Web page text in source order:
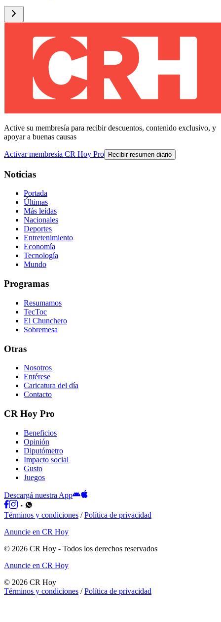
Active su membresía para recibir descuentos, contenido exclusivo, y
apoyar a buenas causas
Activar membresía CR Hoy Pro Recibir resumen diario
Noticias
Portada
Últimas
Más leídas
Nacionales
Deportes
Entretenimiento
Economía
Tecnología
Mundo
Programas
Resumamos
TecToc
El Chunchero
Sobremesa
Otras
Nosotros
Entérese
Caricatura del día
Contacto
CR Hoy Pro
Beneficios
Opinión
Diputómetro
Impacto social
Gusto
Juegos
Descargá nuestra App
Términos y condiciones /Política de privacidad
Anuncie en CR Hoy
© 2026 CR Hoy - Todos los derechos reservados
Anuncie en CR Hoy
© 2026 CR Hoy
Términos y condiciones /Política de privacidad